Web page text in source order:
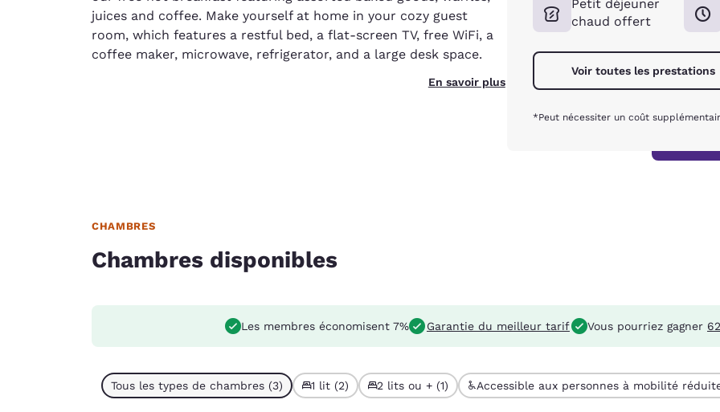
juices and coffee. Make yourself at home in your cozy guest
room, which features a restful bed, a flat-screen TV, free WiFi, a
coffee maker, microwave, refrigerator, and a large desk space.
En savoir plus
Petit déjeuner
chaud offert
Voir toutes les prestations
*Peut nécessiter un coût
CHAMBRES
Chambres disponibles
Les membres économisent 7% Garantie du meilleur tarif Vous pourriez gagner
Tous les types de chambres (3) 1 lit (2) 2 lits ou + (1) Accessible aux personnes à mobilité